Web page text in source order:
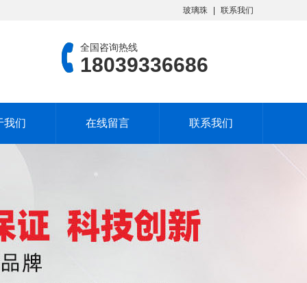
玻璃珠 联系我们
全国咨询热线
18039336686
我们 在线留言 联系我们